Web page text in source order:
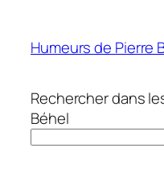
contenu
Humeurs de Pierre
Rechercher dans
Béhel